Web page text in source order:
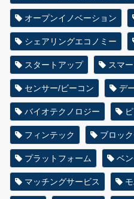
オープンイノベーション
シェアリングエコノミー
スタートアップ スマ
センサー/ビーコン デ
バイオテクノロジー
フィンテック ブロッ
プラットフォーム ベ
マッチングサービス